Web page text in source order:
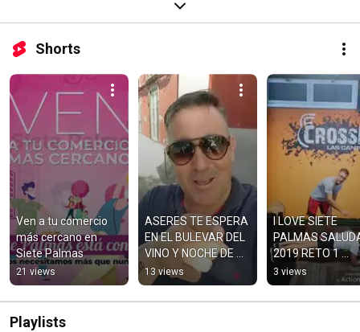
Shorts
Ven a tu comercio
más cercano en
Siete Palmas
21 views
ASERES TE ESPERA
EN EL BULEVAR DEL
VINO Y NOCHE DE
FINAOS 2019
13 views
I LOVE SIETE
PALMAS
2019 RETO 1
PLANCHA
3 views
Playlists